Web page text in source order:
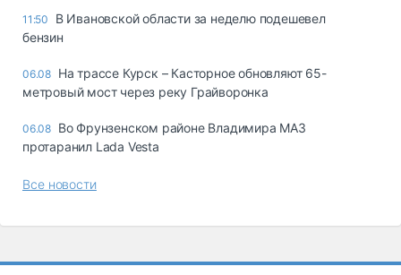
11:50
В Ивановской области за неделю подешевел
бензин
06.08 На трассе Курск – Касторное обновляют 65-
метровый мост через реку Грайворонка
06.08 Во Фрунзенском районе Владимира МАЗ
протаранил Lada Vesta
Все новости